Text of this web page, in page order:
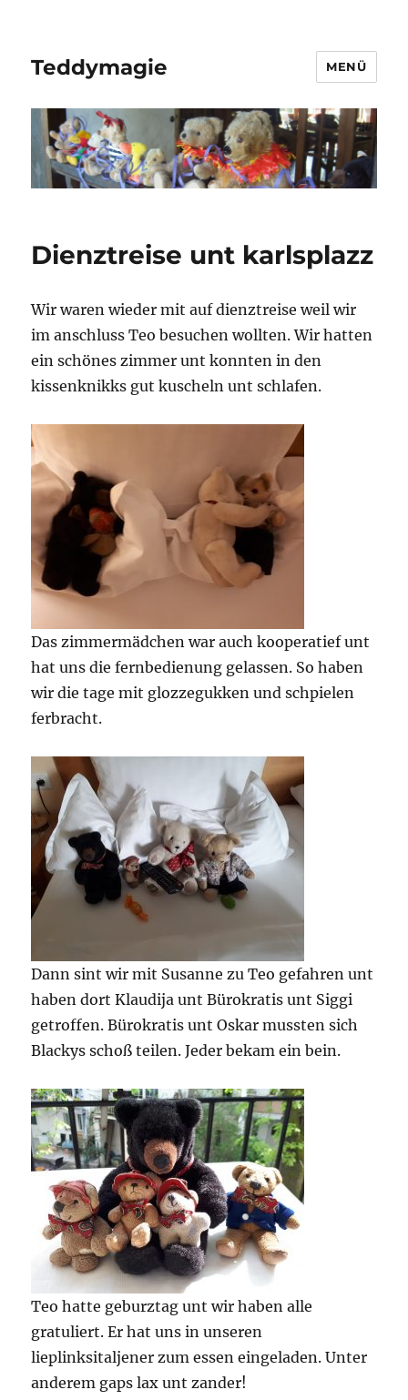
Teddymagie MENÜ
Dienztreise unt karlsplazz
Wir waren wieder mit auf dienztreise weil wir
im anschluss Teo besuchen wollten. Wir hatten
ein schönes zimmer unt konnten in den
kissenknikks gut kuscheln unt schlafen.
Das zimmermädchen war auch kooperatief unt
hat uns die fernbedienung gelassen. So haben
wir die tage mit glozzegukken und schpielen
ferbracht.
Dann sint wir mit Susanne zu Teo gefahren unt
haben dort Klaudija unt Bürokratis unt Siggi
getroffen. Bürokratis unt Oskar mussten sich
Blackys schoß teilen. Jeder bekam ein bein.
Teo hatte geburztag unt wir haben alle
gratuliert. Er hat uns in unseren
lieplinksitaljener zum essen eingeladen. Unter
anderem gaps lax unt zander!